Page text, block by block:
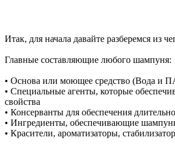
Итак, для начала давайте разберемся из
Главные составляющие любого шампуня:
• Основа или моющее средство (Вода и
• Специальные агенты, которые
свойства
• Консерванты для обеспечения
• Ингредиенты, обеспечивающие
• Красители, ароматизаторы,